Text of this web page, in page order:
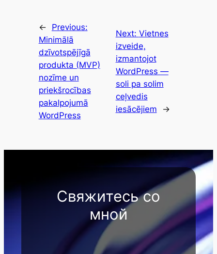
←
Previous:
Minimālā
dzīvotspējīgā
produkta (MVP)
nozīme un
priekšrocības
pakalpojumā
WordPress
Next: Vietnes
izveide,
izmantojot
WordPress —
soli pa solim
ceļvedis
iesācējiem
→
Свяжитесь со
мной